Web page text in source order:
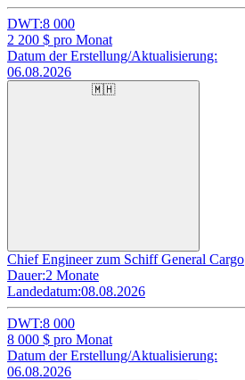
DWT:8 000
2 200 $ pro Monat
Datum der Erstellung/Aktualisierung:
06.08.2026
🇲🇭
Chief Engineer zum Schiff General Cargo
Dauer:2 Monate
Landedatum:08.08.2026
DWT:8 000
8 000 $ pro Monat
Datum der Erstellung/Aktualisierung:
06.08.2026